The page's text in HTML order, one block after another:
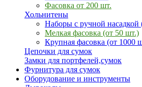
Фасовка от 200 шт.
Хольнитены
Наборы с ручной насадкой
Мелкая фасовка (от 50 шт.)
Крупная фасовка (от 1000
Цепочки для сумок
Замки для портфелей,сумок
Фурнитура для сумок
Оборудование и инструменты